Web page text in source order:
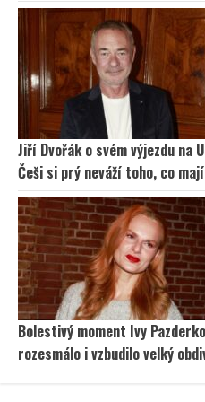
Jiří Dvořák o svém výjezdu na
Češi si prý neváží toho, co mají
Bolestivý moment Ivy
rozesmálo i vzbudilo velký